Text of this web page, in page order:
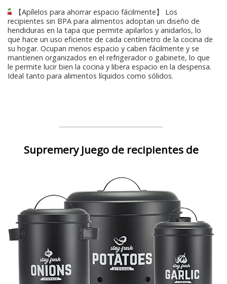
【Apílelos para ahorrar espacio fácilmente】 Los
recipientes sin BPA para alimentos adoptan un diseño de
hendiduras en la tapa que permite apilarlos y anidarlos, lo
que hace un uso eficiente de cada centímetro de la cocina de
su hogar. Ocupan menos espacio y caben fácilmente y se
mantienen organizados en el refrigerador o gabinete, lo que
le permite lucir bien la cocina y libera espacio en la despensa.
Ideal tanto para alimentos líquidos como sólidos.
Supremery Juego de recipientes de